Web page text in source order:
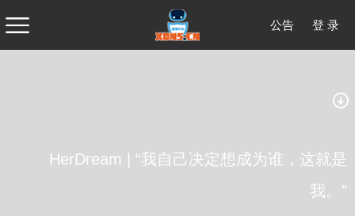
公告 登 录
HerDream | “我自己决定想成为谁，这就是
我。”